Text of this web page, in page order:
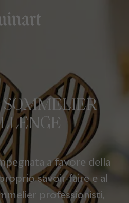
a favore della
savoir-faire e al
professionisti,